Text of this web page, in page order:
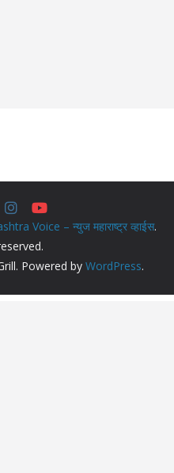
Voice – न्युज महाराष्ट्र व्हाईस.
Powered by WordPress.